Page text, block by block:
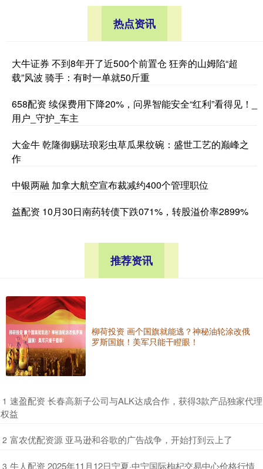
热点资讯
大牛证券 不到8年开了近500个前置仓 狂奔的山姆陷“超
载”风波 骑手：有时一单就50斤重
658配资 续保费用下降20%，问界智能安全“红利”看得见！_
用户_守护_车主
大金牛 乾隆御赐珐琅彩虫草瓜果纹碗：盛世工艺的巅峰之
作
中银两融 加拿大航空宣布裁减约400个管理职位
益配资 10月30日南药转债下跌071%，转股溢价率2899%
推荐资讯
柳荷投资 画个国旗就能逃？神秘油轮涂改俄
罗斯国旗！美军只能干瞪眼！
1 ​速盈配资 长春高新子公司与ALK达成合作，获得3款产品独家代理
权益
2 ​富农优配资源 亚马逊和谷歌的广告战争，开始打到云上了
3 ​牛人配资 2025年11月12日宁夏·中宁国际枸杞交易中心价格行情